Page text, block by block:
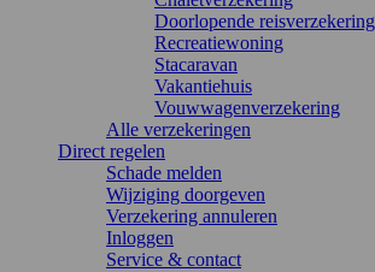
Doorlopende reisverzekering
Recreatiewoning
Stacaravan
Vakantiehuis
Vouwwagenverzekering
Alle verzekeringen
Direct regelen
Schade melden
Wijziging doorgeven
Verzekering annuleren
Inloggen
Service & contact